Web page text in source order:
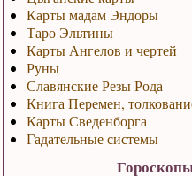
Карты мадам Эндоры
Таро Эльтины
Карты Ангелов и чертей
Руны
Славянские Резы Рода
Книга Перемен,
Карты Сведенборга
Гадательные системы